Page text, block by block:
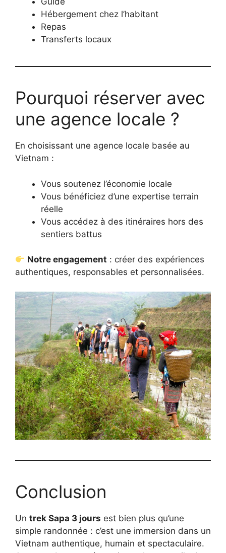
Hébergement chez l’habitant
Repas
Transferts locaux
Pourquoi réserver avec
une agence locale ?
En choisissant une agence locale basée au
Vietnam :
Vous soutenez l’économie locale
Vous bénéficiez d’une expertise terrain
réelle
Vous accédez à des itinéraires hors des
sentiers battus
Notre engagement : créer des expériences
authentiques, responsables et personnalisées.
Conclusion
Un trek Sapa 3 jours est bien plus qu’une
simple randonnée : c’est une immersion dans un
Vietnam authentique, humain et spectaculaire.